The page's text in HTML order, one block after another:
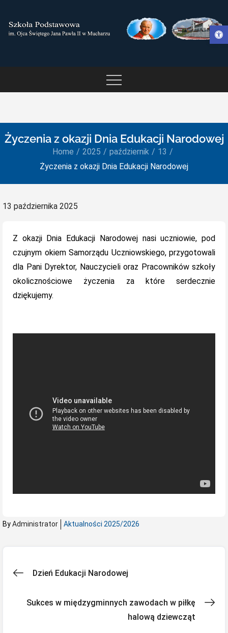
Otwórz pasek narzędzi
content
OJCA ŚWIĘTEGO JANA
Życzenia z okazji Dnia Edukacji Narodowej
Home 2025 październik
13
Życzenia z okazji Dnia Edukacji Narodowej
Posted
13 października 2025
Z okazji Dnia Edukacji Narodowej nasi uczniowie, pod
czujnym okiem Samorządu Uczniowskiego, przygotowali
dla Pani Dyrektor, Nauczycieli oraz Pracowników szkoły
okolicznościowe życzenia za które serdecznie
dziękujemy.
ByAdministrator Aktualności 2025/2026
Nawigacja
wpisu
Dzień Edukacji Narodowej
Sukces w międzygminnych zawodach w piłkę
halową dziewcząt